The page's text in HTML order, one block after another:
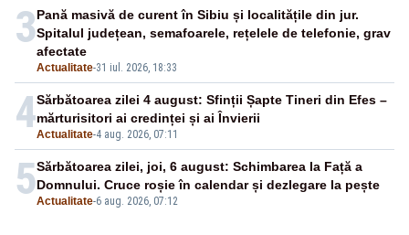
3
Actualitate-31 iul. 2026, 18:33
Pană masivă de curent în Sibiu și localitățile din jur.
Spitalul județean, semafoarele, rețelele de telefonie, grav
afectate
4Actualitate-4 aug. 2026, 07:11
Sărbătoarea zilei 4 august: Sfinții Șapte Tineri din Efes –
mărturisitori ai credinței și ai Învierii
5Actualitate-6 aug. 2026, 07:12
Sărbătoarea zilei, joi, 6 august: Schimbarea la Față a
Domnului. Cruce roșie în calendar și dezlegare la pește